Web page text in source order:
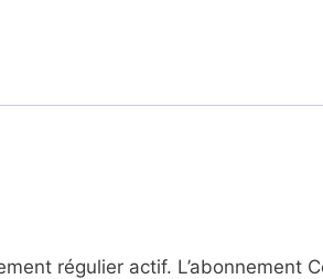
régulier actif. L’abonnement